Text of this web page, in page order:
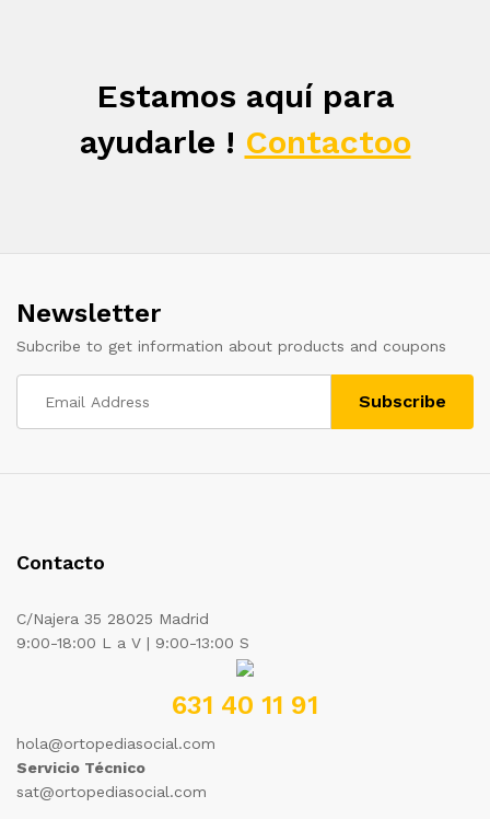
Estamos aquí para
ayudarle ! Contactoo
Newsletter
Subcribe to get information about products and coupons
Contacto
C/Najera 35 28025 Madrid
9:00-18:00 L a V | 9:00-13:00 S
631 40 11 91
hola@ortopediasocial.com
Servicio Técnico
sat@ortopediasocial.com